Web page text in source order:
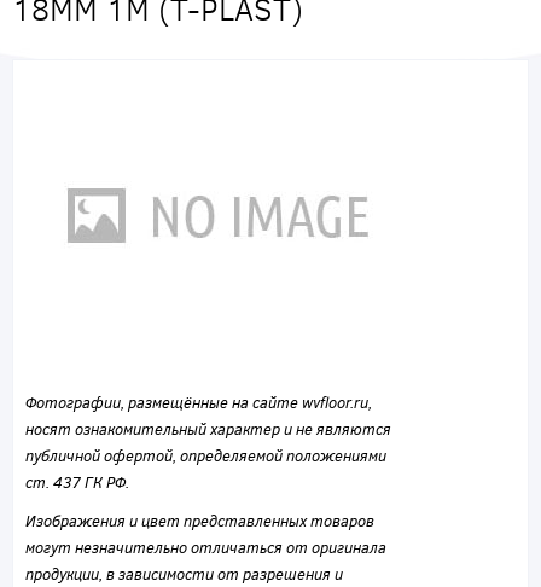
Фотографии, размещённые на сайте wvfloor.ru,
носят ознакомительный характер и не являются
публичной офертой, определяемой положениями
ст. 437 ГК РФ.
Изображения и цвет представленных товаров
могут незначительно отличаться от оригинала
продукции, в зависимости от разрешения и